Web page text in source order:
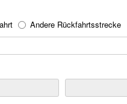
Andere Rückfahrtsstrecke